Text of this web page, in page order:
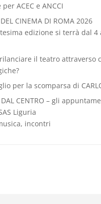
ACEC e ANCCI
DEL CINEMA DI ROMA 2026
edizione si terrà dal 4
il teatro attraverso
per la scomparsa di
DAL CENTRO – gli
Liguria
incontri